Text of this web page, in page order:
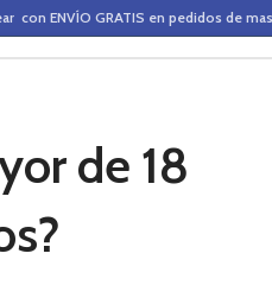
de 18
con ENVÍO GRATIS en pedidos de
Y AROMAS (ALQUIMIA)